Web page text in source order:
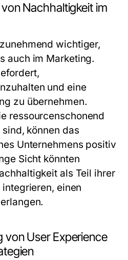
Nachhaltigkeit im
wichtiger,
auch im Marketing.
und eine
zu übernehmen.
ressourcenschonend
können das
Unternehmens positiv
Sicht könnten
als Teil ihrer
einen
von User Experience